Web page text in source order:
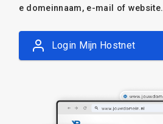
e domeinnaam, e-mail of website.
Login Mijn Hostnet